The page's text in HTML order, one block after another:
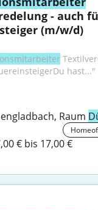
- auch
(m/w/d)
hast..."
Raum
€ bis 17,00 €